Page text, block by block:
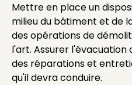
Mettre en place un
milieu du bâtiment et de
des opérations de
l'art. Assurer l'évacuation
des réparations et
qu'il devra conduire.